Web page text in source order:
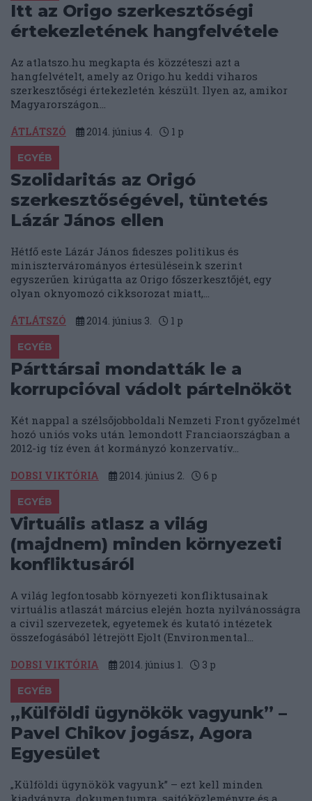
Itt az Origo szerkesztőségi
értekezletének hangfelvétele
Az atlatszo.hu megkapta és közzéteszi azt a
hangfelvételt, amely az Origo.hu keddi viharos
szerkesztőségi értekezletén készült. Ilyen az, amikor
Magyarországon...
ÁTLÁTSZÓ 2014. június 4. 1 p
EGYÉB
Szolidaritás az Origó
szerkesztőségével, tüntetés
Lázár János ellen
Hétfő este Lázár János fideszes politikus és
minisztervárományos értesüléseink szerint
egyszerűen kirúgatta az Origo főszerkesztőjét, egy
olyan oknyomozó cikksorozat miatt,...
ÁTLÁTSZÓ 2014. június 3. 1 p
EGYÉB
Párttársai mondatták le a
korrupcióval vádolt pártelnököt
Két nappal a szélsőjobboldali Nemzeti Front győzelmét
hozó uniós voks után lemondott Franciaországban a
2012-ig tíz éven át kormányzó konzervatív...
DOBSI VIKTÓRIA 2014. június 2. 6 p
EGYÉB
Virtuális atlasz a világ
(majdnem) minden környezeti
konfliktusáról
A világ legfontosabb környezeti konfliktusainak
virtuális atlaszát március elején hozta nyilvánosságra
a civil szervezetek, egyetemek és kutató intézetek
összefogásából létrejött Ejolt (Environmental...
DOBSI VIKTÓRIA 2014. június 1. 3 p
EGYÉB
„Külföldi ügynökök vagyunk” –
Pavel Chikov jogász, Agora
Egyesület
„Külföldi ügynökök vagyunk” – ezt kell minden